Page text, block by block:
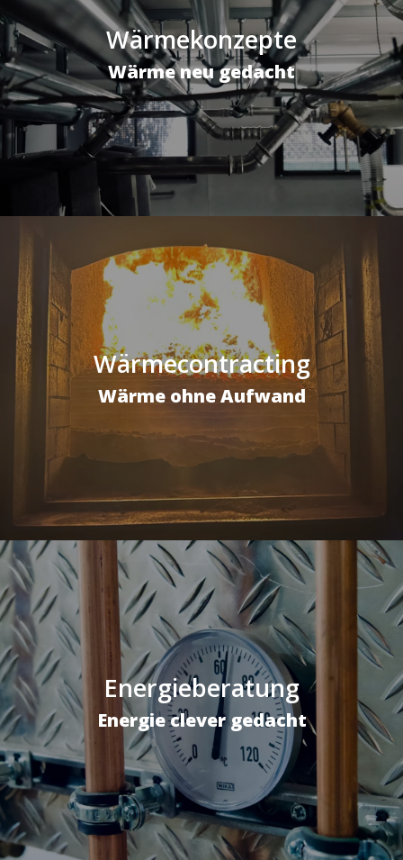
Wärmekonzepte
Wärme neu gedacht
Wärmecontracting
Wärme ohne Aufwand
Energieberatung
Energie clever gedacht